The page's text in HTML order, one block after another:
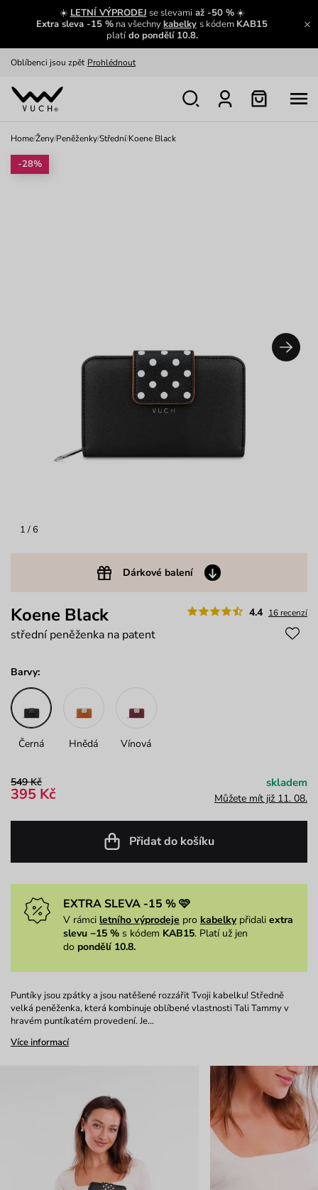
☀️ LETNÍ VÝPRODEJ se slevamiaž -50 %☀️
Extra sleva -15 % na všechnykabelky s kódem KAB15
platído pondělí 10.8.
Zajímavosti ze světa Vuch:
Zobrazit
Oblíbenci jsou zpět Prohlédnout
Nech se inspirovat
Home/Ženy/Peněženky/Střední/Koene Black
1 / 6
Dárkové balení
-28%
4.4 16 recenzí
Koene Black
střední peněženka na patent
Barvy:
Černá Hnědá Vínová
549 Kč
395 Kč
skladem
Můžete mít již 11. 08.
Přidat do košíku
EXTRA SLEVA -15 % 🩷
V rámci letního výprodeje pro kabelkypřidali extra
slevu −15 % s kódem KAB15. Platí už jen
do pondělí 10.8.
Puntíky jsou zpátky a jsou natěšené rozzářit Tvoji kabelku! Středně
velká peněženka, která kombinuje oblíbené vlastnosti Tali Tammy v
hravém puntíkatém provedení. Je…
Více informací